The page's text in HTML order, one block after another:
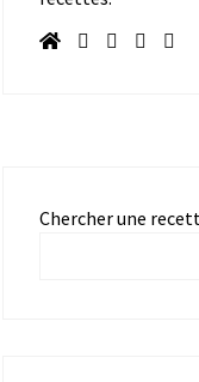
Chercher une